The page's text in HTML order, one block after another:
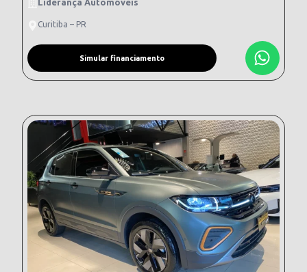
Liderança Automóveis
Curitiba – PR
Simular financiamento